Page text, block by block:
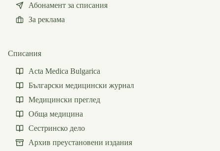
Абонамент за списания
За реклама
Списания
Acta Medica Bulgarica
Български медицински журнал
Медицински преглед
Обща медицина
Сестринско дело
Архив преустановени издания